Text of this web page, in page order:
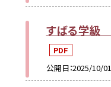
すばる学級
PDF
公開日 2025/10/01